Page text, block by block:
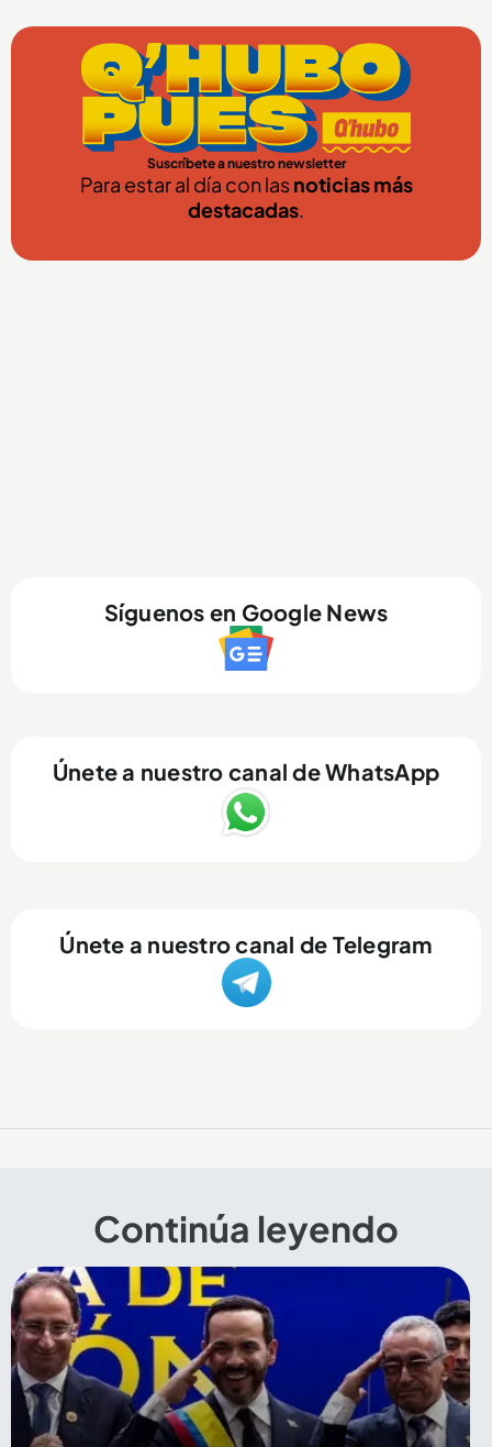
Suscríbete a nuestro newsletter
Para estar al día con lasnoticias más
destacadas
Síguenos en Google News
Únete a nuestro canal de WhatsApp
Únete a nuestro canal de Telegram
Continúa leyendo